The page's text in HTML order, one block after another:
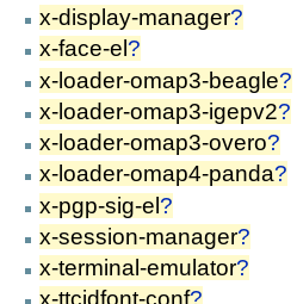
x-display-manager?
x-face-el ?
x-loader-omap3-beagle?
x-loader-omap3-igepv2?
x-loader-omap3-overo?
x-loader-omap4-panda?
x-pgp-sig-el?
x-session-manager?
x-terminal-emulator?